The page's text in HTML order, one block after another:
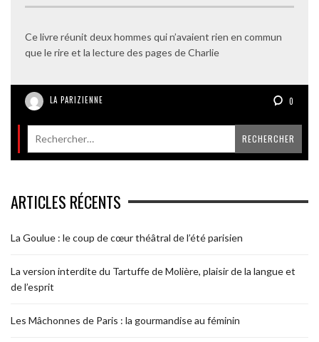
Ce livre réunit deux hommes qui n’avaient rien en commun
que le rire et la lecture des pages de Charlie
LA PARIZIENNE 0
ARTICLES RÉCENTS
La Goulue : le coup de cœur théâtral de l’été parisien
La version interdite du Tartuffe de Molière, plaisir de la langue et
de l’esprit
Les Mâchonnes de Paris : la gourmandise au féminin